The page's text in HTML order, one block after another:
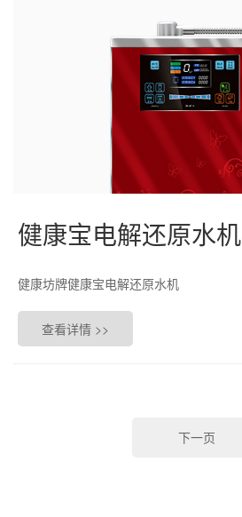
健康宝电解还原水机
健康坊牌健康宝电解还原水机
查看详情 >>
下一页